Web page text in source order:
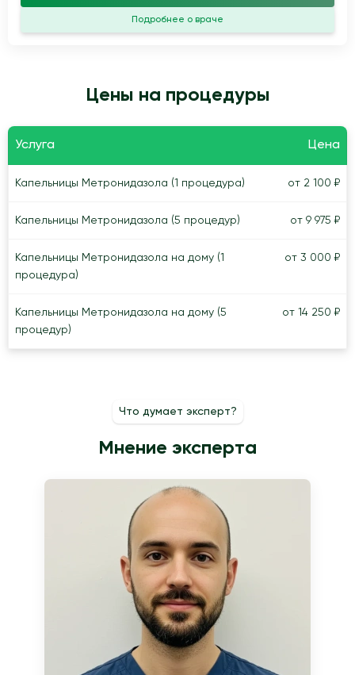
Подробнее о враче
Цены на процедуры
Услуга Цена
Капельницы Метронидазола (1 процедура) от 2 100 ₽
Капельницы Метронидазола (5 процедур) от 9 975 ₽
Капельницы Метронидазола на дому (1
процедура)
от 3 000 ₽
Капельницы Метронидазола на дому (5
процедур)
от 14 250 ₽
Что думает эксперт?
Мнение эксперта